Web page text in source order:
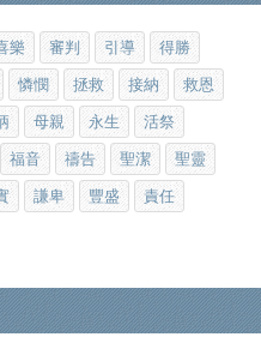
樂 審判 引導
得勝
憐憫 拯救 接納
救恩
母親 永生
活祭
福音 禱告 聖潔
聖靈
謙卑 豐盛
責任